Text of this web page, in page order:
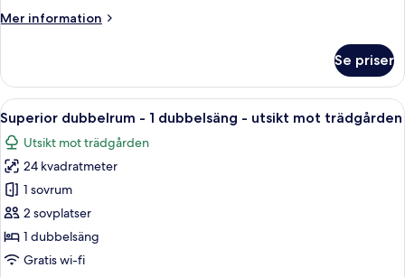
enkelsängar
Mer information
Mer
rum
2
enkelsängar
Se priser
Öppna
alla
foton
för
Superior
dubbelrum
-
1
Superior dubbelrum - 1
11
Superior dubbelrum - 1 dubbelsäng - utsikt mot trädgården
Utsikt mot trädgården
24 kvadratmeter
1 sovrum
2 sovplatser
1 dubbelsäng
Gratis wi-fi